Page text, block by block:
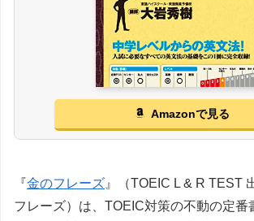
Amazonで見る
『金のフレーズ 』（TOEIC L & R TEST
フレーズ）は、TOEIC対策の不動の定番